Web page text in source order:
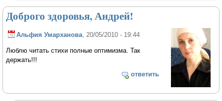
Доброго здоровья, Андрей!
Альфия Умарханова , 20/05/2010 - 19:44
Люблю читать стихи полные оптимизма. Так
держать!!!
ответить